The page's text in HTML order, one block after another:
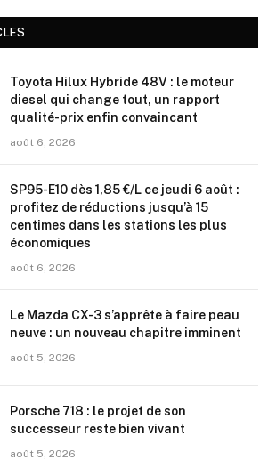
Toyota Hilux Hybride 48V : le moteur
diesel qui change tout, un rapport
qualité-prix enfin convaincant
août 6, 2026
SP95-E10 dès 1,85 €/L ce jeudi 6 août :
profitez de réductions jusqu’à 15
centimes dans les stations les plus
économiques
août 6, 2026
Le Mazda CX-3 s’apprête à faire peau
neuve : un nouveau chapitre imminent
août 5, 2026
Porsche 718 : le projet de son
successeur reste bien vivant
août 5, 2026